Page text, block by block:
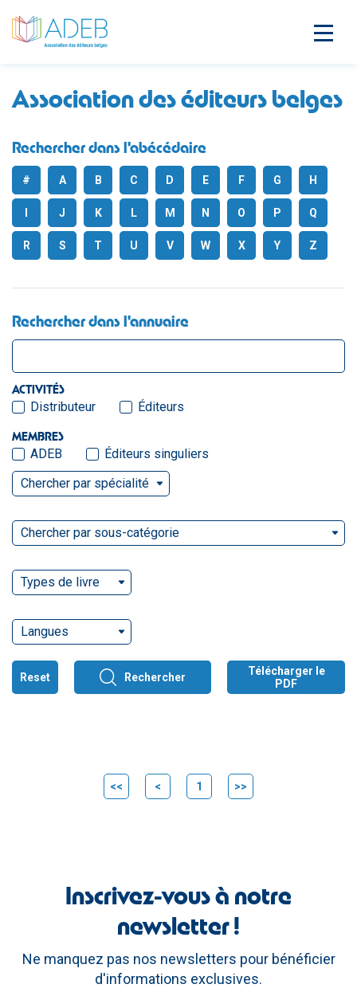
Association des éditeurs belges
Rechercher dans l'abécédaire
# A B C D E F G H
J K L M N O P Q
R S T U V W X Y Z
Rechercher dans l'annuaire
ACTIVITÉS
Distributeur Éditeurs
MEMBRES
ADEB
Éditeurs singuliers
Chercher par spécialité
Chercher par sous-catégorie
Types de livre
Langues
Reset Rechercher
Télécharger le
PDF
<< < 1 >>
Inscrivez-vous à notre
newsletter !
Ne manquez pas nos newsletters pour bénéficier
d'informations exclusives.